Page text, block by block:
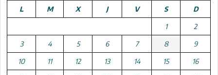
L
M X J V S D
1 2
3 4 5 6 7 8 9
10 11 12 13 14 15 16